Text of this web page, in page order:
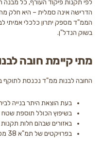
פיקוד העורף, כל מבנה חדש בישראל
סמלית – היא חלק מהתמודדות
יתרון כלכלי אמיתי לבעלי דירות
חובה לבנות
ממ"ד נכנסת לתוקף במצבים
הוצאת היתר בנייה לבית חדש.
הכולל תוספת שטח למבנה קיים
שבהם חלות תקנות מיוחדות
של תמ"א 38 מסוג חיזוק ותוספת.